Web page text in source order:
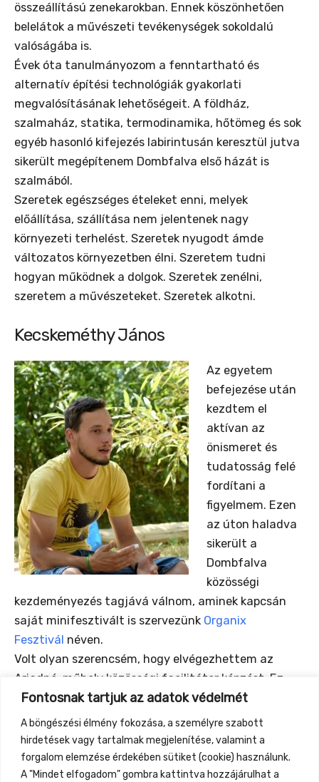
Fontosnak tartjuk az adatok védelmét
A böngészési élmény fokozása, a személyre szabott
hirdetések vagy tartalmak megjelenítése, valamint a
forgalom elemzése érdekében sütiket (cookie) használunk.
A "Mindet elfogadom" gombra kattintva hozzájárulhat a
összeállítású zenekarokban. Ennek köszönhetően
belelátok a művészeti tevékenységek sokoldalú
valóságába is.
Évek óta tanulmányozom a fenntartható és
alternatív építési technológiák gyakorlati
megvalósításának lehetőségeit. A földház,
szalmaház, statika, termodinamika, hőtömeg és sok
egyéb hasonló kifejezés labirintusán keresztül jutva
sikerült megépítenem Dombfalva első házát is
szalmából.
Szeretek egészséges ételeket enni, melyek
előállítása, szállítása nem jelentenek nagy
környezeti terhelést. Szeretek nyugodt ámde
változatos környezetben élni. Szeretem tudni
hogyan működnek a dolgok. Szeretek zenélni,
szeretem a művészeteket. Szeretek alkotni.
Kecskeméthy János
Az egyetem
befejezése után
kezdtem el
aktívan az
önismeret és
tudatosság felé
fordítani a
figyelmem. Ezen
az úton haladva
sikerült a
Dombfalva
közösségi
kezdeményezés tagjává válnom, aminek kapcsán
saját minifesztivált is szervezünk Organix
Fesztivál néven.
Volt olyan szerencsém, hogy elvégezhettem az
Ariadné-műhely közösségi facilitátor képzést. Ez
megerősített abban a hitemben, hogy a közösség
alapú társadalmi struktúráé a jövő. Ezért rendkívül
örülök, hogy idén bekapcsolódhatok Gyüttment
Fesztivál közösségi udvarának programjaiba.